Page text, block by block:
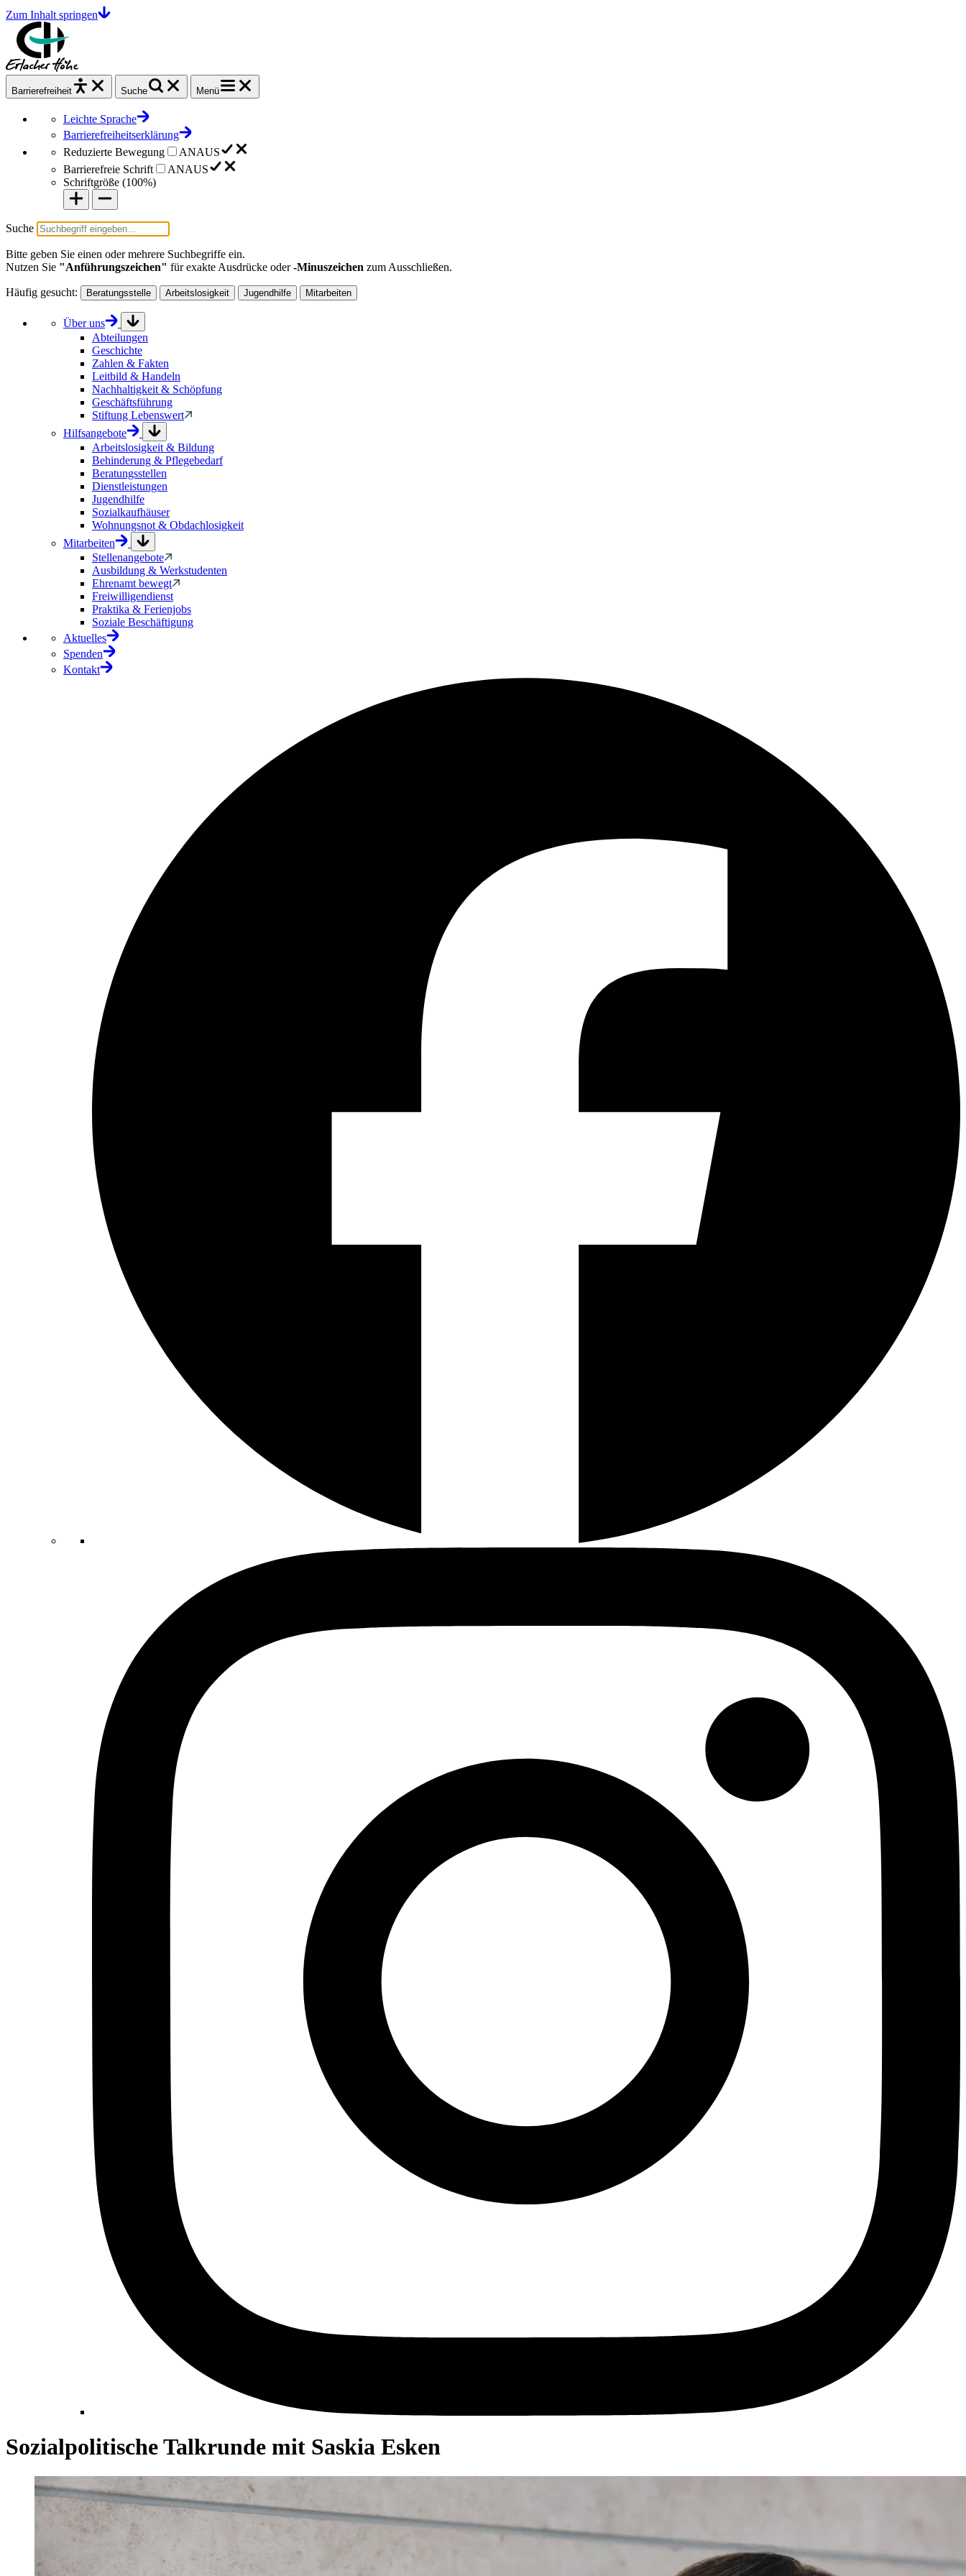
Zum Inhalt springen
Barrierefrei heit Suche Menü
Leichte Sprache
Barrierefreiheitserklärung
Reduzierte Bewegung
ANAUS
Barrierefreie Schrift
ANAUS
Schriftgröße (100%)
Suche
Bitte geben Sie einen oder mehrere Suchbegriffe ein.
Nutzen Sie "Anführungszeichen" für exakte Ausdrücke oder-Minuszeichen zum Ausschließen.
Häufig gesucht: Beratungsstelle Arbeitslosigkeit Jugendhilfe Mitarbeiten
Über uns
Abteilungen
Geschichte
Zahlen & Fakten
Leitbild & Handeln
Nachhaltigkeit & Schöpfung
Geschäftsführung
Stiftung Lebenswert
Hilfsangebote
Arbeitslosigkeit & Bildung
Behinderung & Pflegebedarf
Beratungsstellen
Dienstleistungen
Jugendhilfe
Sozialkaufhäuser
Wohnungsnot & Obdachlosigkeit
Mitarbeiten
Stellenangebote
Ausbildung & Werkstudenten
Ehrenamt bewegt
Freiwilligendienst
Praktika & Ferienjobs
Soziale Beschäftigung
Aktuelles
Spenden
Kontakt
Sozialpolitische Talkrunde mit Saskia Esken